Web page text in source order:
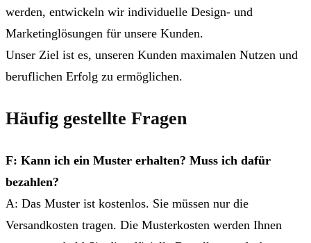
werden, entwickeln wir individuelle Design- und
Marketinglösungen für unsere Kunden.
Unser Ziel ist es, unseren Kunden maximalen Nutzen und
beruflichen Erfolg zu ermöglichen.
Häufig gestellte Fragen
F: Kann ich ein Muster erhalten? Muss ich dafür
bezahlen?
A: Das Muster ist kostenlos. Sie müssen nur die
Versandkosten tragen. Die Musterkosten werden Ihnen